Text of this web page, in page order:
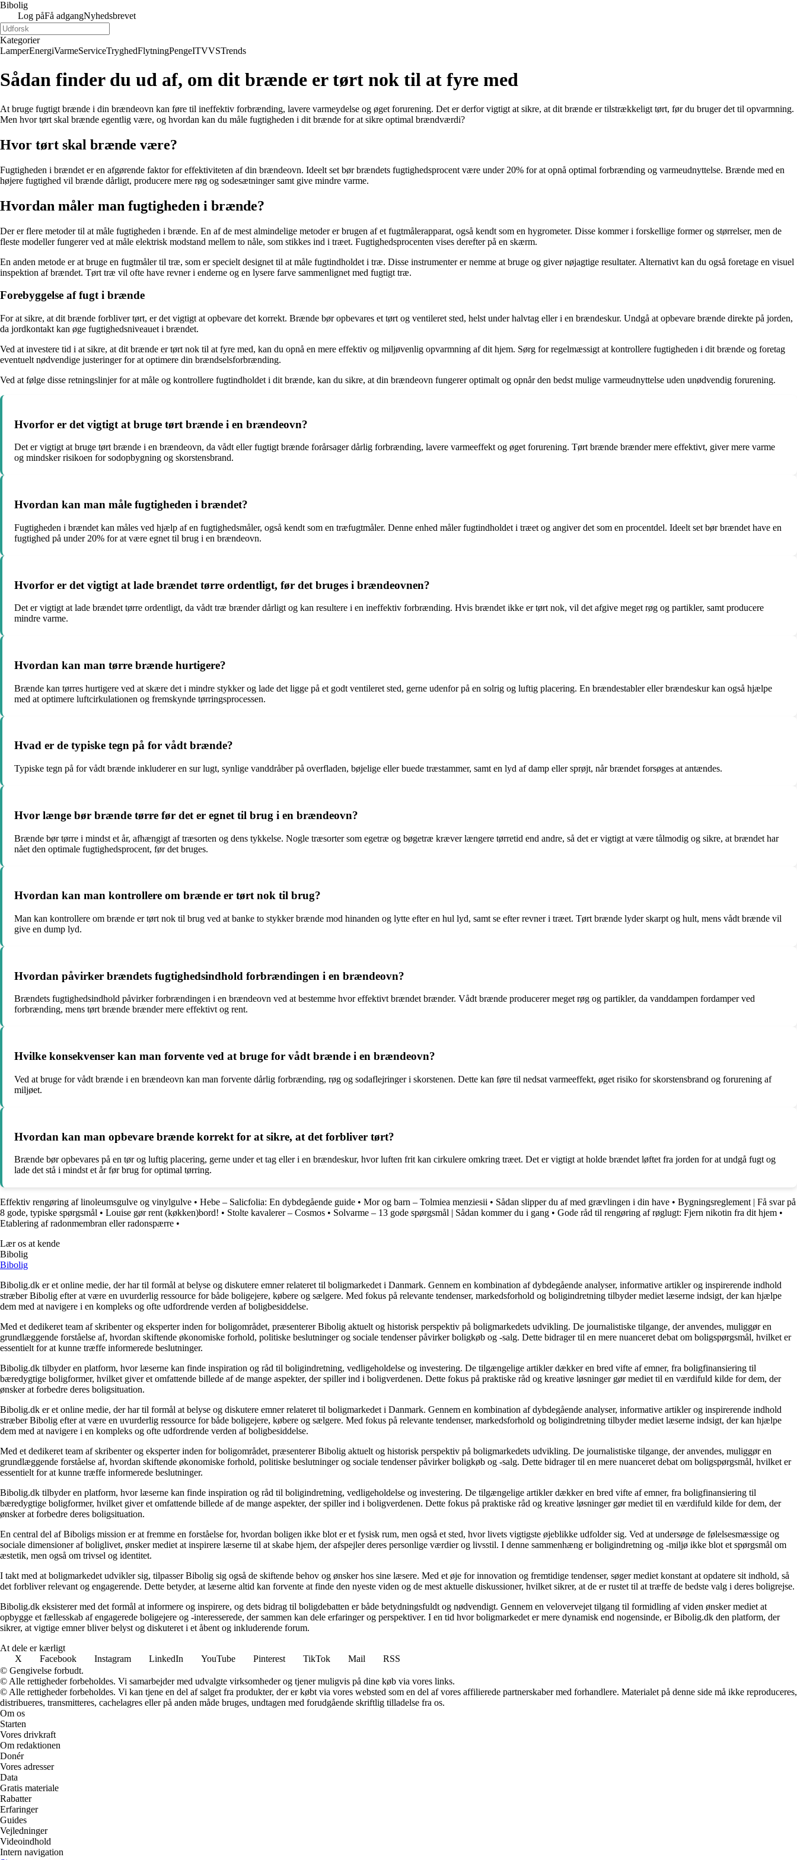
Bibolig
Log påFå adgangNyhedsbrevet
Kategorier
LamperEnergiVarmeServiceTryghedFlytningPengeITVVSTrends
Sådan finder du ud af, om dit brænde er tørt nok til at fyre med
At bruge fugtigt brænde i din brændeovn kan føre til ineffektiv forbrænding, lavere varmeydelse og øget forurening. Det er derfor vigtigt at sikre, at dit brænde er tilstrækkeligt tørt, før du bruger det til opvarmning.
Men hvor tørt skal brænde egentlig være, og hvordan kan du måle fugtigheden i dit brænde for at sikre optimal brændværdi?
Hvor tørt skal brænde være?
Fugtigheden i brændet er en afgørende faktor for effektiviteten af din brændeovn. Ideelt set bør brændets fugtighedsprocent være under 20% for at opnå optimal forbrænding og varmeudnyttelse. Brænde med en
højere fugtighed vil brænde dårligt, producere mere røg og sodesætninger samt give mindre varme.
Hvordan måler man fugtigheden i brænde?
Der er flere metoder til at måle fugtigheden i brænde. En af de mest almindelige metoder er brugen af et fugtmålerapparat, også kendt som en hygrometer. Disse kommer i forskellige former og størrelser, men de
fleste modeller fungerer ved at måle elektrisk modstand mellem to nåle, som stikkes ind i træet. Fugtighedsprocenten vises derefter på en skærm.
En anden metode er at bruge en fugtmåler til træ, som er specielt designet til at måle fugtindholdet i træ. Disse instrumenter er nemme at bruge og giver nøjagtige resultater. Alternativt kan du også foretage en visuel
inspektion af brændet. Tørt træ vil ofte have revner i enderne og en lysere farve sammenlignet med fugtigt træ.
Forebyggelse af fugt i brænde
For at sikre, at dit brænde forbliver tørt, er det vigtigt at opbevare det korrekt. Brænde bør opbevares et tørt og ventileret sted, helst under halvtag eller i en brændeskur. Undgå at opbevare brænde direkte på jorden,
da jordkontakt kan øge fugtighedsniveauet i brændet.
Ved at investere tid i at sikre, at dit brænde er tørt nok til at fyre med, kan du opnå en mere effektiv og miljøvenlig opvarmning af dit hjem. Sørg for regelmæssigt at kontrollere fugtigheden i dit brænde og foretag
eventuelt nødvendige justeringer for at optimere din brændselsforbrænding.
Ved at følge disse retningslinjer for at måle og kontrollere fugtindholdet i dit brænde, kan du sikre, at din brændeovn fungerer optimalt og opnår den bedst mulige varmeudnyttelse uden unødvendig forurening.
Hvorfor er det vigtigt at bruge tørt brænde i en brændeovn?
Det er vigtigt at bruge tørt brænde i en brændeovn, da vådt eller fugtigt brænde forårsager dårlig forbrænding, lavere varmeeffekt og øget forurening. Tørt brænde brænder mere effektivt, giver mere varme
og mindsker risikoen for sodopbygning og skorstensbrand.
Hvordan kan man måle fugtigheden i brændet?
Fugtigheden i brændet kan måles ved hjælp af en fugtighedsmåler, også kendt som en træfugtmåler. Denne enhed måler fugtindholdet i træet og angiver det som en procentdel. Ideelt set bør brændet have en
fugtighed på under 20% for at være egnet til brug i en brændeovn.
Hvorfor er det vigtigt at lade brændet tørre ordentligt, før det bruges i brændeovnen?
Det er vigtigt at lade brændet tørre ordentligt, da vådt træ brænder dårligt og kan resultere i en ineffektiv forbrænding. Hvis brændet ikke er tørt nok, vil det afgive meget røg og partikler, samt producere
mindre varme.
Hvordan kan man tørre brænde hurtigere?
Brænde kan tørres hurtigere ved at skære det i mindre stykker og lade det ligge på et godt ventileret sted, gerne udenfor på en solrig og luftig placering. En brændestabler eller brændeskur kan også hjælpe
med at optimere luftcirkulationen og fremskynde tørringsprocessen.
Hvad er de typiske tegn på for vådt brænde?
Typiske tegn på for vådt brænde inkluderer en sur lugt, synlige vanddråber på overfladen, bøjelige eller buede træstammer, samt en lyd af damp eller sprøjt, når brændet forsøges at antændes.
Hvor længe bør brænde tørre før det er egnet til brug i en brændeovn?
Brænde bør tørre i mindst et år, afhængigt af træsorten og dens tykkelse. Nogle træsorter som egetræ og bøgetræ kræver længere tørretid end andre, så det er vigtigt at være tålmodig og sikre, at brændet har
nået den optimale fugtighedsprocent, før det bruges.
Hvordan kan man kontrollere om brænde er tørt nok til brug?
Man kan kontrollere om brænde er tørt nok til brug ved at banke to stykker brænde mod hinanden og lytte efter en hul lyd, samt se efter revner i træet. Tørt brænde lyder skarpt og hult, mens vådt brænde vil
give en dump lyd.
Hvordan påvirker brændets fugtighedsindhold forbrændingen i en brændeovn?
Brændets fugtighedsindhold påvirker forbrændingen i en brændeovn ved at bestemme hvor effektivt brændet brænder. Vådt brænde producerer meget røg og partikler, da vanddampen fordamper ved
forbrænding, mens tørt brænde brænder mere effektivt og rent.
Hvilke konsekvenser kan man forvente ved at bruge for vådt brænde i en brændeovn?
Ved at bruge for vådt brænde i en brændeovn kan man forvente dårlig forbrænding, røg og sodaflejringer i skorstenen. Dette kan føre til nedsat varmeeffekt, øget risiko for skorstensbrand og forurening af
miljøet.
Hvordan kan man opbevare brænde korrekt for at sikre, at det forbliver tørt?
Brænde bør opbevares på en tør og luftig placering, gerne under et tag eller i en brændeskur, hvor luften frit kan cirkulere omkring træet. Det er vigtigt at holde brændet løftet fra jorden for at undgå fugt og
lade det stå i mindst et år før brug for optimal tørring.
Effektiv rengøring af linoleumsgulve og vinylgulve • Hebe – Salicfolia: En dybdegående guide • Mor og barn – Tolmiea menziesii • Sådan slipper du af med grævlingen i din have • Bygningsreglement | Få svar på
8 gode, typiske spørgsmål • Louise gør rent (køkken)bord! • Stolte kavalerer – Cosmos • Solvarme – 13 gode spørgsmål | Sådan kommer du i gang • Gode råd til rengøring af røglugt: Fjern nikotin fra dit hjem •
Etablering af radonmembran eller radonspærre •
Lær os at kende
Bibolig
Bibolig
Bibolig.dk er et online medie, der har til formål at belyse og diskutere emner relateret til boligmarkedet i Danmark. Gennem en kombination af dybdegående analyser, informative artikler og inspirerende indhold
stræber Bibolig efter at være en uvurderlig ressource for både boligejere, købere og sælgere. Med fokus på relevante tendenser, markedsforhold og boligindretning tilbyder mediet læserne indsigt, der kan hjælpe
dem med at navigere i en kompleks og ofte udfordrende verden af boligbesiddelse.
Med et dedikeret team af skribenter og eksperter inden for boligområdet, præsenterer Bibolig aktuelt og historisk perspektiv på boligmarkedets udvikling. De journalistiske tilgange, der anvendes, muliggør en
grundlæggende forståelse af, hvordan skiftende økonomiske forhold, politiske beslutninger og sociale tendenser påvirker boligkøb og -salg. Dette bidrager til en mere nuanceret debat om boligspørgsmål, hvilket er
essentielt for at kunne træffe informerede beslutninger.
Bibolig.dk tilbyder en platform, hvor læserne kan finde inspiration og råd til boligindretning, vedligeholdelse og investering. De tilgængelige artikler dækker en bred vifte af emner, fra boligfinansiering til
bæredygtige boligformer, hvilket giver et omfattende billede af de mange aspekter, der spiller ind i boligverdenen. Dette fokus på praktiske råd og kreative løsninger gør mediet til en værdifuld kilde for dem, der
ønsker at forbedre deres boligsituation.
Bibolig.dk er et online medie, der har til formål at belyse og diskutere emner relateret til boligmarkedet i Danmark. Gennem en kombination af dybdegående analyser, informative artikler og inspirerende indhold
stræber Bibolig efter at være en uvurderlig ressource for både boligejere, købere og sælgere. Med fokus på relevante tendenser, markedsforhold og boligindretning tilbyder mediet læserne indsigt, der kan hjælpe
dem med at navigere i en kompleks og ofte udfordrende verden af boligbesiddelse.
Med et dedikeret team af skribenter og eksperter inden for boligområdet, præsenterer Bibolig aktuelt og historisk perspektiv på boligmarkedets udvikling. De journalistiske tilgange, der anvendes, muliggør en
grundlæggende forståelse af, hvordan skiftende økonomiske forhold, politiske beslutninger og sociale tendenser påvirker boligkøb og -salg. Dette bidrager til en mere nuanceret debat om boligspørgsmål, hvilket er
essentielt for at kunne træffe informerede beslutninger.
Bibolig.dk tilbyder en platform, hvor læserne kan finde inspiration og råd til boligindretning, vedligeholdelse og investering. De tilgængelige artikler dækker en bred vifte af emner, fra boligfinansiering til
bæredygtige boligformer, hvilket giver et omfattende billede af de mange aspekter, der spiller ind i boligverdenen. Dette fokus på praktiske råd og kreative løsninger gør mediet til en værdifuld kilde for dem, der
ønsker at forbedre deres boligsituation.
En central del af Biboligs mission er at fremme en forståelse for, hvordan boligen ikke blot er et fysisk rum, men også et sted, hvor livets vigtigste øjeblikke udfolder sig. Ved at undersøge de følelsesmæssige og
sociale dimensioner af boliglivet, ønsker mediet at inspirere læserne til at skabe hjem, der afspejler deres personlige værdier og livsstil. I denne sammenhæng er boligindretning og -miljø ikke blot et spørgsmål om
æstetik, men også om trivsel og identitet.
I takt med at boligmarkedet udvikler sig, tilpasser Bibolig sig også de skiftende behov og ønsker hos sine læsere. Med et øje for innovation og fremtidige tendenser, søger mediet konstant at opdatere sit indhold, så
det forbliver relevant og engagerende. Dette betyder, at læserne altid kan forvente at finde den nyeste viden og de mest aktuelle diskussioner, hvilket sikrer, at de er rustet til at træffe de bedste valg i deres boligrejse.
Bibolig.dk eksisterer med det formål at informere og inspirere, og dets bidrag til boligdebatten er både betydningsfuldt og nødvendigt. Gennem en velovervejet tilgang til formidling af viden ønsker mediet at
opbygge et fællesskab af engagerede boligejere og -interesserede, der sammen kan dele erfaringer og perspektiver. I en tid hvor boligmarkedet er mere dynamisk end nogensinde, er Bibolig.dk den platform, der
sikrer, at vigtige emner bliver belyst og diskuteret i et åbent og inkluderende forum.
At dele er kærligt
X
Facebook Instagram LinkedIn YouTube Pinterest TikTok Mail
RSS
© Gengivelse forbudt.
© Alle rettigheder forbeholdes. Vi samarbejder med udvalgte virksomheder og tjener muligvis på dine køb via vores links.
© Alle rettigheder forbeholdes. Vi kan tjene en del af salget fra produkter, der er købt via vores websted som en del af vores affilierede partnerskaber med forhandlere. Materialet på denne side må ikke reproduceres,
distribueres, transmitteres, cachelagres eller på anden måde bruges, undtagen med forudgående skriftlig tilladelse fra os.
Om os
Starten
Vores drivkraft
Om redaktionen
Donér
Vores adresser
Data
Gratis materiale
Rabatter
Erfaringer
Guides
Vejledninger
Videoindhold
Intern navigation